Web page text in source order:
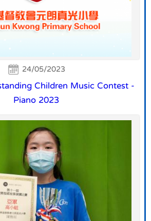
24/05/2023
Children Music Contest -
Piano 2023